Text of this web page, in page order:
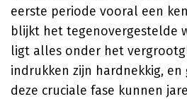
eerste periode vooral een
blijkt het tegenovergestelde
ligt alles onder het
indrukken zijn hardnekkig, en
deze cruciale fase kunnen